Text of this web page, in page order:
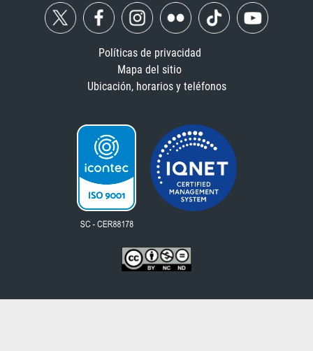
Políticas de privacidad
Mapa del sitio
Ubicación, horarios y teléfonos